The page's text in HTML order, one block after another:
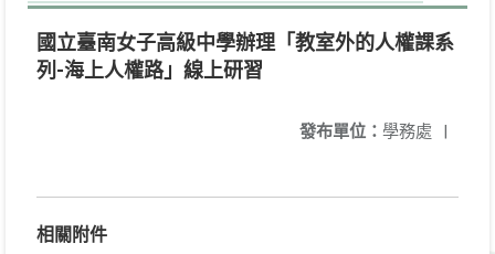
國立臺南女子高級中學辦理「教室外的人權課系
列-海上人權路」線上研習
發布單位： 學務處 |
相關附件